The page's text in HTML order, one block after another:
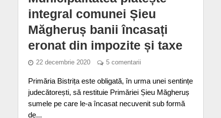
integral comunei Șieu
Măgheruș banii încasați
eronat din impozite și taxe
22 decembrie 2020 5 comentarii
Primăria Bistrița este obligată, în urma unei sentințe
judecătorești, să restituie Primăriei Șieu Măgheruș
sumele pe care le-a încasat necuvenit sub formă
de...